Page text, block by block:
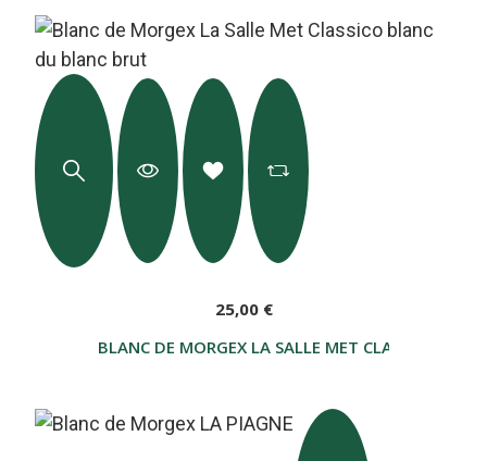
BLANC DE MORGEX LA SALLE MET CLASSICO
25,00 €